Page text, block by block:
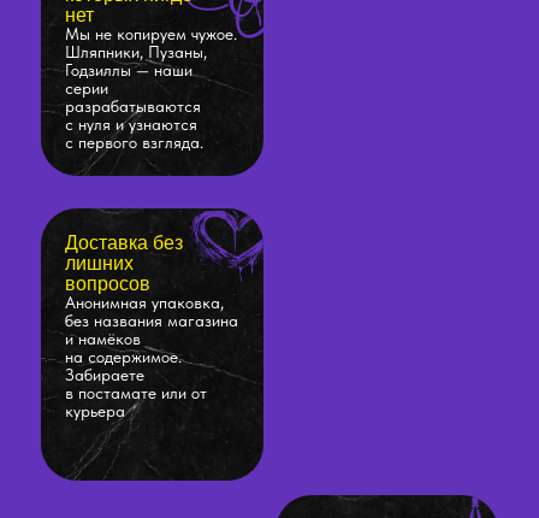
нет
Мы не копируем чужое.
Шляпники, Пузаны,
Годзиллы — наши
серии
разрабатываются
с нуля и узнаются
с первого взгляда.
Доставка без
лишних
вопросов
Анонимная упаковка,
без названия магазина
и намёков
на содержимое.
Забираете
в постамате или от
курьера